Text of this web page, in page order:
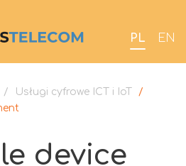
PL EN
/ Usługi cyfrowe ICT i IoT
/
device